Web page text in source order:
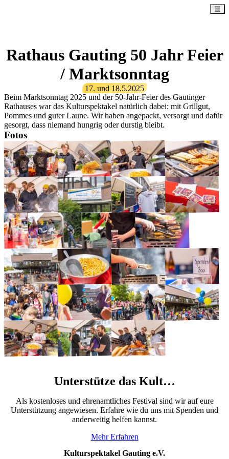
Rathaus Gauting 50 Jahr Feier
/ Marktsonntag
17. und 18.5.2025
Beim Marktsonntag 2025 und der 50-Jahr-Feier des Gautinger
Rathauses war das Kulturspektakel natürlich dabei: mit Grillgut,
Pommes und guter Laune. Wir haben angepackt, versorgt und dafür
gesorgt, dass niemand hungrig oder durstig bleibt.
Fotos
Unterstütze das Kult…
Als kostenloses und ehrenamtliches Festival sind wir auf eure
Unterstützung angewiesen. Erfahre wie du uns mit Spenden und
anderweitig helfen kannst.
Mehr Erfahren
Kulturspektakel Gauting e.V.